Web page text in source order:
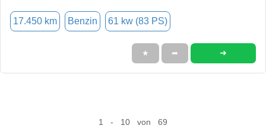
17.450 km Benzin 61 kw (83 PS)
★ ➦ ➜
1 - 10 von 69